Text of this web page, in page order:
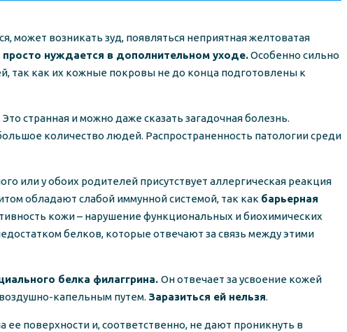
возникать зуд, появляться неприятная желтоватая
нуждается в дополнительном уходе.Особенно сильно
так как их кожные покровы не до конца подготовлены к
странная и можно даже сказать загадочная болезнь.
количество людей. Распространенность патологии среди
или у обоих родителей присутствует аллергическая реакция
обладают слабой иммунной системой, так как барьерная
кожи – нарушение функциональных и биохимических
белков, которые отвечают за связь между этими
белка филаггрина. Он отвечает за усвоение кожей
капельным путем. Заразиться ей нельзя.
поверхности и, соответственно, не дают проникнуть в